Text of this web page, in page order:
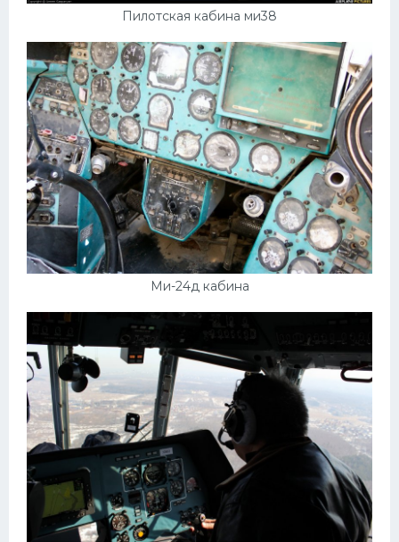
Пилотская кабина ми38
Ми-24д кабина